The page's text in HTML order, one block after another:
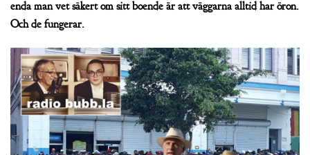
enda man vet säkert om sitt boende är att väggarna alltid har öron.
Och de fungerar.